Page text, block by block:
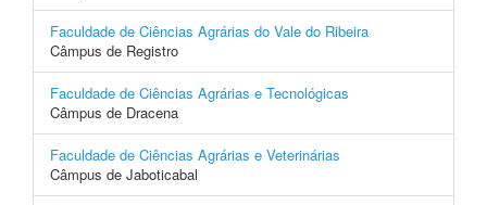
Faculdade de Ciências Agrárias do Vale do Ribeira
Câmpus de Registro
Faculdade de Ciências Agrárias e Tecnológicas
Câmpus de Dracena
Faculdade de Ciências Agrárias e Veterinárias
Câmpus de Jaboticabal